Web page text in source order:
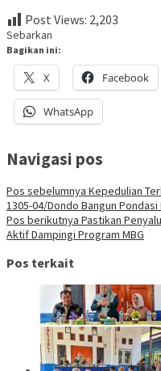
Post Views: 2,203
Sebarkan
Bagikan ini:
X Facebook
WhatsApp
Navigasi pos
Pos sebelumnya Kepedulian
1305-04/Dondo Bangun Pondasi
Pos berikutnya Pastikan
Aktif Dampingi Program MBG
Pos terkait